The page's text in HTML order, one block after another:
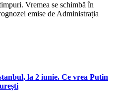
Vremea se schimbă în
emise de Administrația
la 2 iunie. Ce vrea Putin